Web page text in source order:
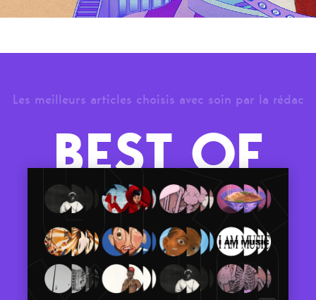
Les meilleurs articles choisis avec soin par la rédac
BEST OF